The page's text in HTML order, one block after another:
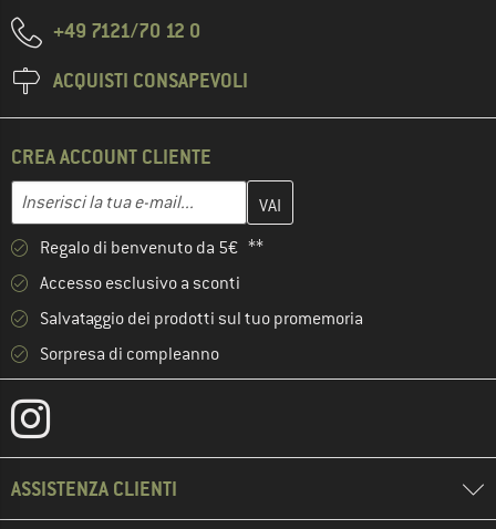
+49 7121/70 12 0
ACQUISTI CONSAPEVOLI
CREA ACCOUNT CLIENTE
Indirizzo e-mail
Inserisci qui il tuo indirizzo e-mail e crea il tuo account cliente
Regalo di benvenuto da 5€ **
Accesso esclusivo a sconti
Salvataggio dei prodotti sul tuo promemoria
Sorpresa di compleanno
ASSISTENZA CLIENTI